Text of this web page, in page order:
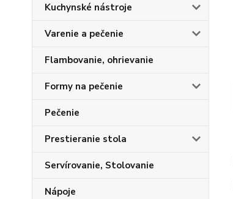
Kuchynské nástroje
Varenie a pečenie
Flambovanie, ohrievanie
Formy na pečenie
Pečenie
Prestieranie stola
Servírovanie, Stolovanie
Nápoje